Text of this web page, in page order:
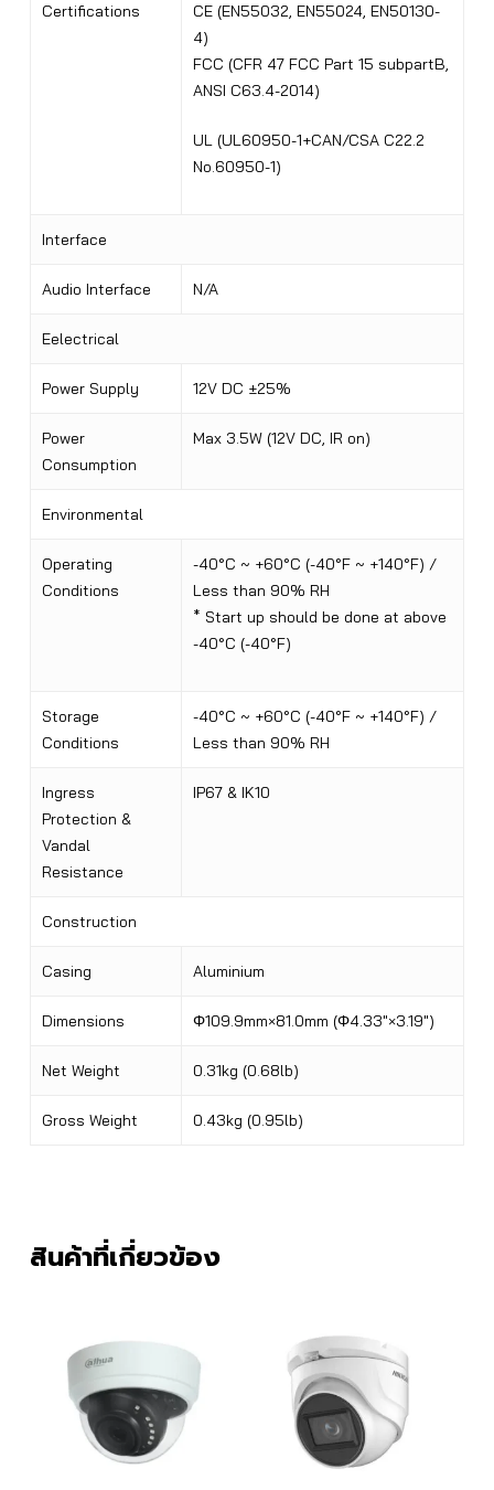
Certifications
CE (EN55032, EN55024, EN50130-
4)
FCC (CFR 47 FCC Part 15 subpartB,
ANSI C63.4-2014)
UL (UL60950-1+CAN/CSA C22.2
No.60950-1)
Interface
Audio Interface N/A
Eelectrical
Power Supply 12V DC ±25%
Power
Consumption
Max 3.5W (12V DC, IR on)
Environmental
Operating
Conditions
-40°C ~ +60°C (-40°F ~ +140°F) /
Less than 90% RH
* Start up should be done at above
-40°C (-40°F)
Storage
Conditions
-40°C ~ +60°C (-40°F ~ +140°F) /
Less than 90% RH
Ingress
Protection &
Vandal
Resistance
IP67 & IK10
Construction
Casing Aluminium
Dimensions Φ109.9mm×81.0mm (Φ4.33″×3.19″)
Net Weight 0.31kg (0.68lb)
Gross Weight 0.43kg (0.95lb)
สินค้าที่เกี่ยวข้อง